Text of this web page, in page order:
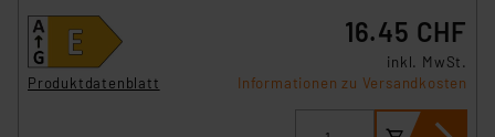
Produktdatenblatt
16.45 CHF
inkl. MwSt.
Informationen zu Versandkosten